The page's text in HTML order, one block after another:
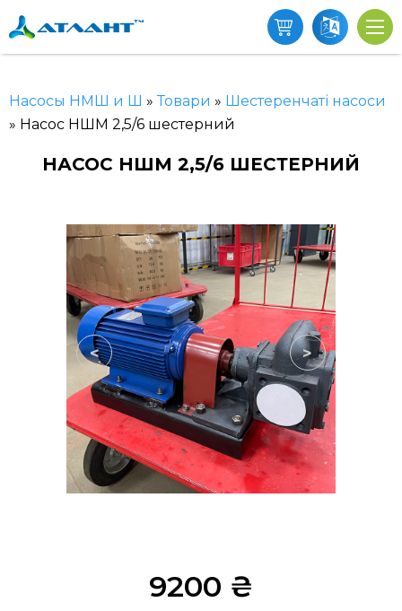
Насосы НМШ и Ш »Товари » Шестеренчаті насоси
» Насос НШМ 2,5/6 шестерний
НАСОС НШМ 2,5/6 ШЕСТЕРНИЙ
< >
9200 ₴